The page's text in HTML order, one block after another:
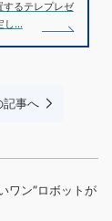
するテレプレゼ
し…
記事へ
ワン”ロボットが